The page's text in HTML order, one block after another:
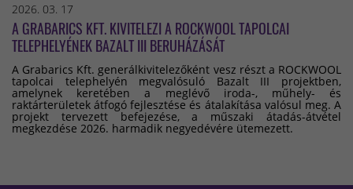
2026. 03. 17
A GRABARICS KFT. KIVITELEZI A ROCKWOOL TAPOLCAI
TELEPHELYÉNEK BAZALT III BERUHÁZÁSÁT
A Grabarics Kft. generálkivitelezőként vesz részt a ROCKWOOL
tapolcai telephelyén megvalósuló Bazalt III projektben,
amelynek keretében a meglévő iroda-, műhely- és
raktárterületek átfogó fejlesztése és átalakítása valósul meg. A
projekt tervezett befejezése, a műszaki átadás-átvétel
megkezdése 2026. harmadik negyedévére ütemezett.